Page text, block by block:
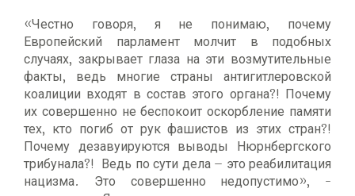
«Честно говоря, я не понимаю, почему
Европейский парламент молчит в подобных
случаях, закрывает глаза на эти возмутительные
факты, ведь многие страны антигитлеровской
коалиции входят в состав этого органа?! Почему
их совершенно не беспокоит оскорбление памяти
тех, кто погиб от рук фашистов из этих стран?!
Почему дезавуируются выводы Нюрнбергского
трибунала?! Ведь по сути дела – это реабилитация
нацизма. Это совершенно недопустимо», -